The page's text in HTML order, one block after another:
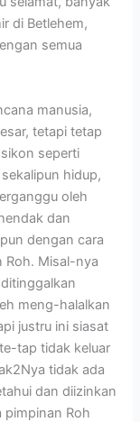
di Betlehem,
semua
manusia,
tetapi tetap
seperti
hidup,
oleh
dan
dengan cara
Roh. Misal-nya
meng-halalkan
justru ini siasat
tap tidak keluar
tidak ada
dan diizinkan
pimpinan Roh